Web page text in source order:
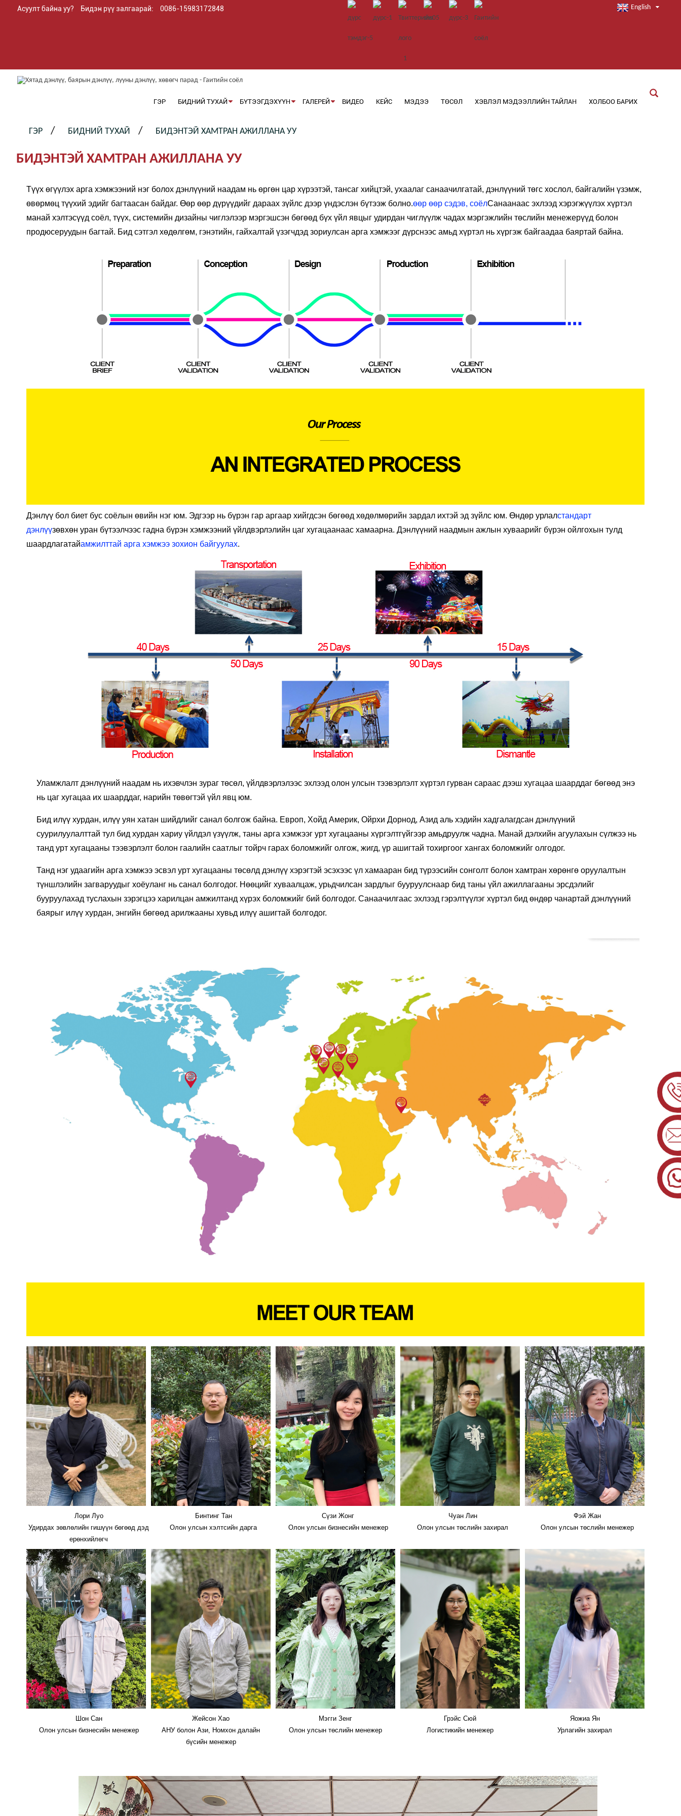
Асуулт байна уу? Бидэн рүү залгаарай: 0086-15983172848 English
ГЭР БИДНИЙ ТУХАЙ БҮТЭЭГДЭХҮҮН ГАЛЕРЕЙ ВИДЕО КЕЙС МЭДЭЭ ТӨСӨЛ ХЭВЛЭЛ МЭДЭЭЛЛИЙН ТАЙЛАН ХОЛБОО БАРИХ
ГЭР БИДНИЙ ТУХАЙ БИДЭНТЭЙ ХАМТРАН АЖИЛЛАНА УУ
БИДЭНТЭЙ ХАМТРАН АЖИЛЛАНА УУ
Түүх өгүүлэх арга хэмжээний нэг болох дэнлүүний наадам нь өргөн цар хүрээтэй, тансаг хийцтэй, ухаалаг санаачилгатай, дэнлүүний төгс хослол, байгалийн үзэмж,
өвөрмөц түүхий эдийг багтаасан байдаг. Өөр өөр дүрүүдийг дараах зүйлс дээр үндэслэн бүтээж болно.өөр өөр сэдэв, соёлСанаанаас эхлээд хэрэгжүүлэх хүртэл
манай хэлтэсүүд соёл, түүх, системийн дизайны чиглэлээр мэргэшсэн бөгөөд бүх үйл явцыг удирдан чиглүүлж чадах мэргэжлийн төслийн менежерүүд болон
продюсеруудын багтай. Бид сэтгэл хөдөлгөм, гэнэтийн, гайхалтай үзэгчдэд зориулсан арга хэмжээг дүрснээс амьд хүртэл нь хүргэж байгаадаа баяртай байна.
Дэнлүү бол биет бус соёлын өвийн нэг юм. Эдгээр нь бүрэн гар аргаар хийгдсэн бөгөөд хөдөлмөрийн зардал ихтэй эд зүйлс юм. Өндөр урлалстандарт
дэнлүүзөвхөн уран бүтээлчээс гадна бүрэн хэмжээний үйлдвэрлэлийн цаг хугацаанаас хамаарна. Дэнлүүний наадмын ажлын хуваарийг бүрэн ойлгохын тулд
шаардлагатайамжилттай арга хэмжээ зохион байгуулах.
Уламжлалт дэнлүүний наадам нь ихэвчлэн зураг төсөл, үйлдвэрлэлээс эхлээд олон улсын тээвэрлэлт хүртэл гурван сараас дээш хугацаа шаарддаг бөгөөд энэ
нь цаг хугацаа их шаарддаг, нарийн төвөгтэй үйл явц юм.
Бид илүү хурдан, илүү уян хатан шийдлийг санал болгож байна. Европ, Хойд Америк, Ойрхи Дорнод, Азид аль хэдийн хадгалагдсан дэнлүүний
суурилуулалттай тул бид хурдан хариу үйлдэл үзүүлж, таны арга хэмжээг урт хугацааны хүргэлтгүйгээр амьдруулж чадна. Манай дэлхийн агуулахын сүлжээ нь
танд урт хугацааны тээвэрлэлт болон гаалийн саатлыг тойрч гарах боломжийг олгож, жигд, үр ашигтай тохиргоог хангах боломжийг олгодог.
Танд нэг удаагийн арга хэмжээ эсвэл урт хугацааны төсөлд дэнлүү хэрэгтэй эсэхээс үл хамааран бид түрээсийн сонголт болон хамтран хөрөнгө оруулалтын
түншлэлийн загваруудыг хоёуланг нь санал болгодог. Нөөцийг хуваалцаж, урьдчилсан зардлыг бууруулснаар бид таны үйл ажиллагааны эрсдэлийг
бууруулахад туслахын зэрэгцээ харилцан амжилтанд хүрэх боломжийг бий болгодог. Санаачилгаас эхлээд гэрэлтүүлэг хүртэл бид өндөр чанартай дэнлүүний
баярыг илүү хурдан, энгийн бөгөөд арилжааны хувьд илүү ашигтай болгодог.
Лори Луо
Удирдах зөвлөлийн гишүүн бөгөөд дэд
ерөнхийлөгч
Бинтинг Тан
Олон улсын хэлтсийн дарга
Сүзи Жонг
Олон улсын бизнесийн менежер
Чуан Лин
Олон улсын төслийн захирал
Фэй Жан
Олон улсын төслийн менежер
Шон Сан
Олон улсын бизнесийн менежер
Жейсон Хао
АНУ болон Ази, Номхон далайн
бүсийн менежер
Мэгги Зенг
Олон улсын төслийн менежер
Грэйс Сюй
Логистикийн менежер
Яожиа Ян
Урлагийн захирал